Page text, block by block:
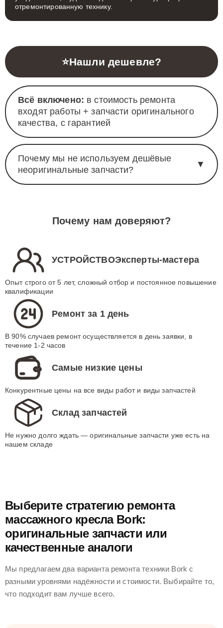
О завершении ремонта и тестирования вам приходит
отремонтированную технику.
⭐Нашли дешевле?
Всё включено: в стоимость ремонта
входят работы + запчасти оригинального
качества, с гарантией
Почему мы не используем дешёвые
неоригинальные запчасти?
▼
Опыт строго от 5 лет, сложный отбор и постоянное повышение
квалификации
течение 1-2 часов
Конкурентные цены на все виды работ и виды запчастей
Выберите стратегию ремонта
массажного кресла Bork:
оригинальные запчасти или
качественные аналоги
Мы предлагаем два варианта ремонта техники Bork с
разными уровнями надёжности и стоимости. Выбирайте то,